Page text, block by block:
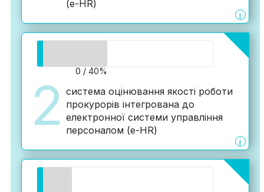
(e-HR)
i
2
0 / 40%
система оцінювання якості роботи
прокурорів інтегрована до
електронної системи управління
персоналом (e-HR)
i